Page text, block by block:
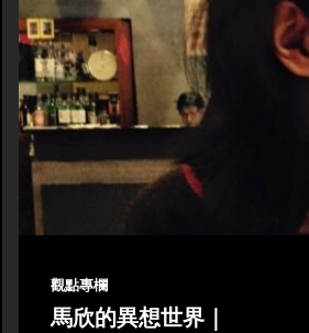
觀點專欄
馬欣的異想世界 ｜